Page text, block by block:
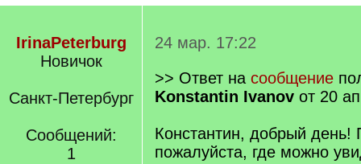
IrinaPeterburg
Новичок
Санкт-Петербург
Сообщений:
1
24 мар. 17:22
>> Ответ на сообщение
Konstantin Ivanov от 20
Константин, добрый день!
пожалуйста, где можно